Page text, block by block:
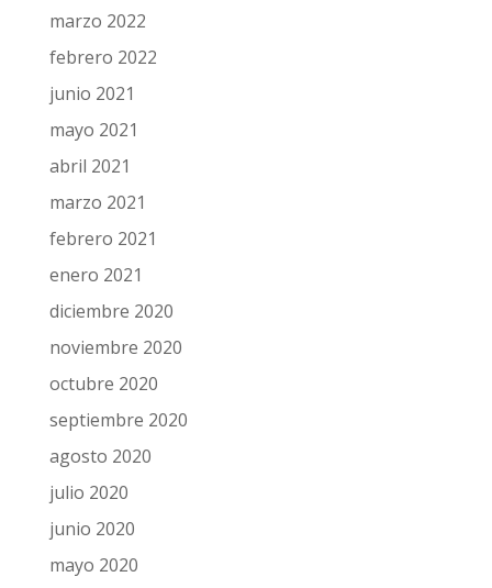
marzo 2022
febrero 2022
junio 2021
mayo 2021
abril 2021
marzo 2021
febrero 2021
enero 2021
diciembre 2020
noviembre 2020
octubre 2020
septiembre 2020
agosto 2020
julio 2020
junio 2020
mayo 2020